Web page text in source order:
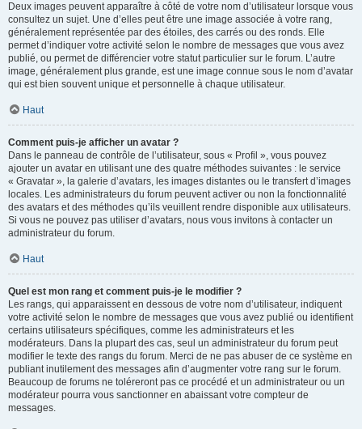
Deux images peuvent apparaître à côté de votre nom d’utilisateur lorsque vous
consultez un sujet. Une d’elles peut être une image associée à votre rang,
généralement représentée par des étoiles, des carrés ou des ronds. Elle
permet d’indiquer votre activité selon le nombre de messages que vous avez
publié, ou permet de différencier votre statut particulier sur le forum. L’autre
image, généralement plus grande, est une image connue sous le nom d’avatar
qui est bien souvent unique et personnelle à chaque utilisateur.
Haut
Comment puis-je afficher un avatar ?
Dans le panneau de contrôle de l’utilisateur, sous « Profil », vous pouvez
ajouter un avatar en utilisant une des quatre méthodes suivantes : le service
« Gravatar », la galerie d’avatars, les images distantes ou le transfert d’images
locales. Les administrateurs du forum peuvent activer ou non la fonctionnalité
des avatars et des méthodes qu’ils veuillent rendre disponible aux utilisateurs.
Si vous ne pouvez pas utiliser d’avatars, nous vous invitons à contacter un
administrateur du forum.
Haut
Quel est mon rang et comment puis-je le modifier ?
Les rangs, qui apparaissent en dessous de votre nom d’utilisateur, indiquent
votre activité selon le nombre de messages que vous avez publié ou identifient
certains utilisateurs spécifiques, comme les administrateurs et les
modérateurs. Dans la plupart des cas, seul un administrateur du forum peut
modifier le texte des rangs du forum. Merci de ne pas abuser de ce système en
publiant inutilement des messages afin d’augmenter votre rang sur le forum.
Beaucoup de forums ne toléreront pas ce procédé et un administrateur ou un
modérateur pourra vous sanctionner en abaissant votre compteur de
messages.